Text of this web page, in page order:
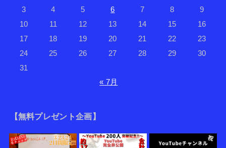
3
4 5 6 7 8
9
10
11 12 13 14 15
16
17
18 19 20 21 22
23
24
25 26 27 28 29
30
31
« 7月
【無料プレゼント企画】